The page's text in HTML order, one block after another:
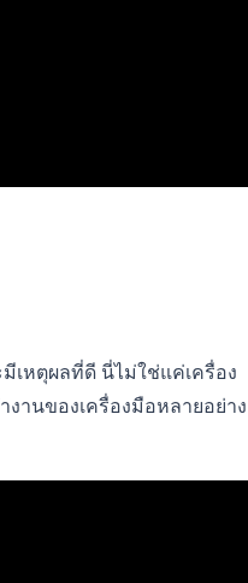
เหตุผลที่ดี นี่ไม่ใช่แค่เครื่อง
านของเครื่องมือหลายอย่าง